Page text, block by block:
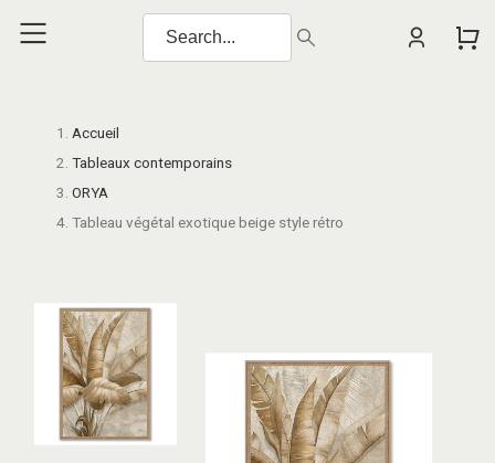
Accueil
Tableaux contemporains
ORYA
Tableau végétal exotique beige style rétro